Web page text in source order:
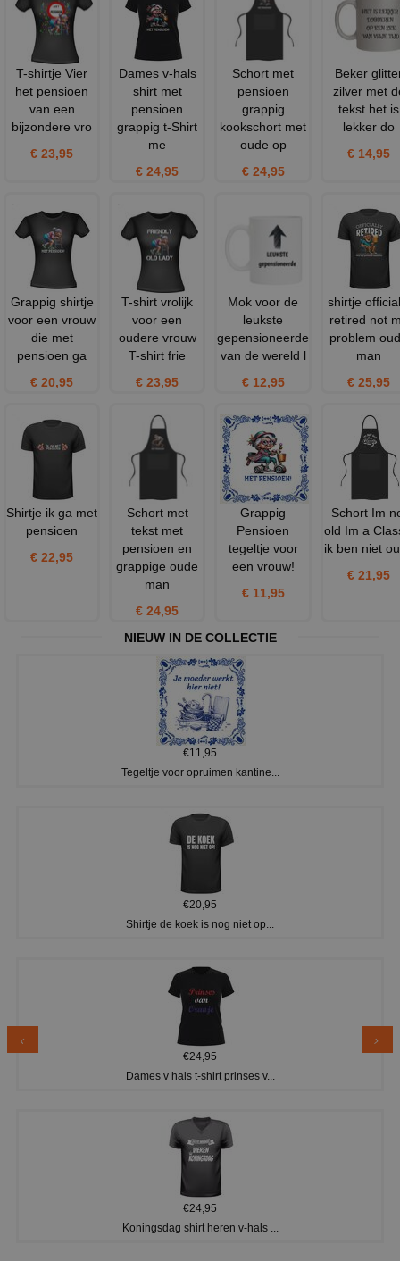
T-shirtje Vier
het pensioen
van een
bijzondere vro
€ 23,95
Dames v-hals
shirt met
pensioen
grappig t-Shirt
me
€ 24,95
Schort met
pensioen
grappig
kookschort met
oude op
€ 24,95
Beker
zilver met
tekst het is
lekker do
€ 14,95
Grappig shirtje
voor een vrouw
die met
pensioen ga
€ 20,95
T-shirt vrolijk
voor een
oudere vrouw
T-shirt frie
€ 23,95
Mok voor de
leukste
gepensioneerde
van de wereld l
€ 12,95
shirtje
retired not
problem
man
€ 25,95
Shirtje ik ga met
pensioen
€ 22,95
Schort met
tekst met
pensioen en
grappige oude
man
€ 24,95
Grappig
Pensioen
tegeltje voor
een vrouw!
€ 11,95
Schort Im
old Im a
ik ben niet
€ 21,95
NIEUW IN DE COLLECTIE
€11,95
Tegeltje voor opruimen kantine...
€20,95
Shirtje de koek is nog niet op...
€24,95
Dames v hals t-shirt prinses v...
€24,95
Koningsdag shirt heren v-hals ...